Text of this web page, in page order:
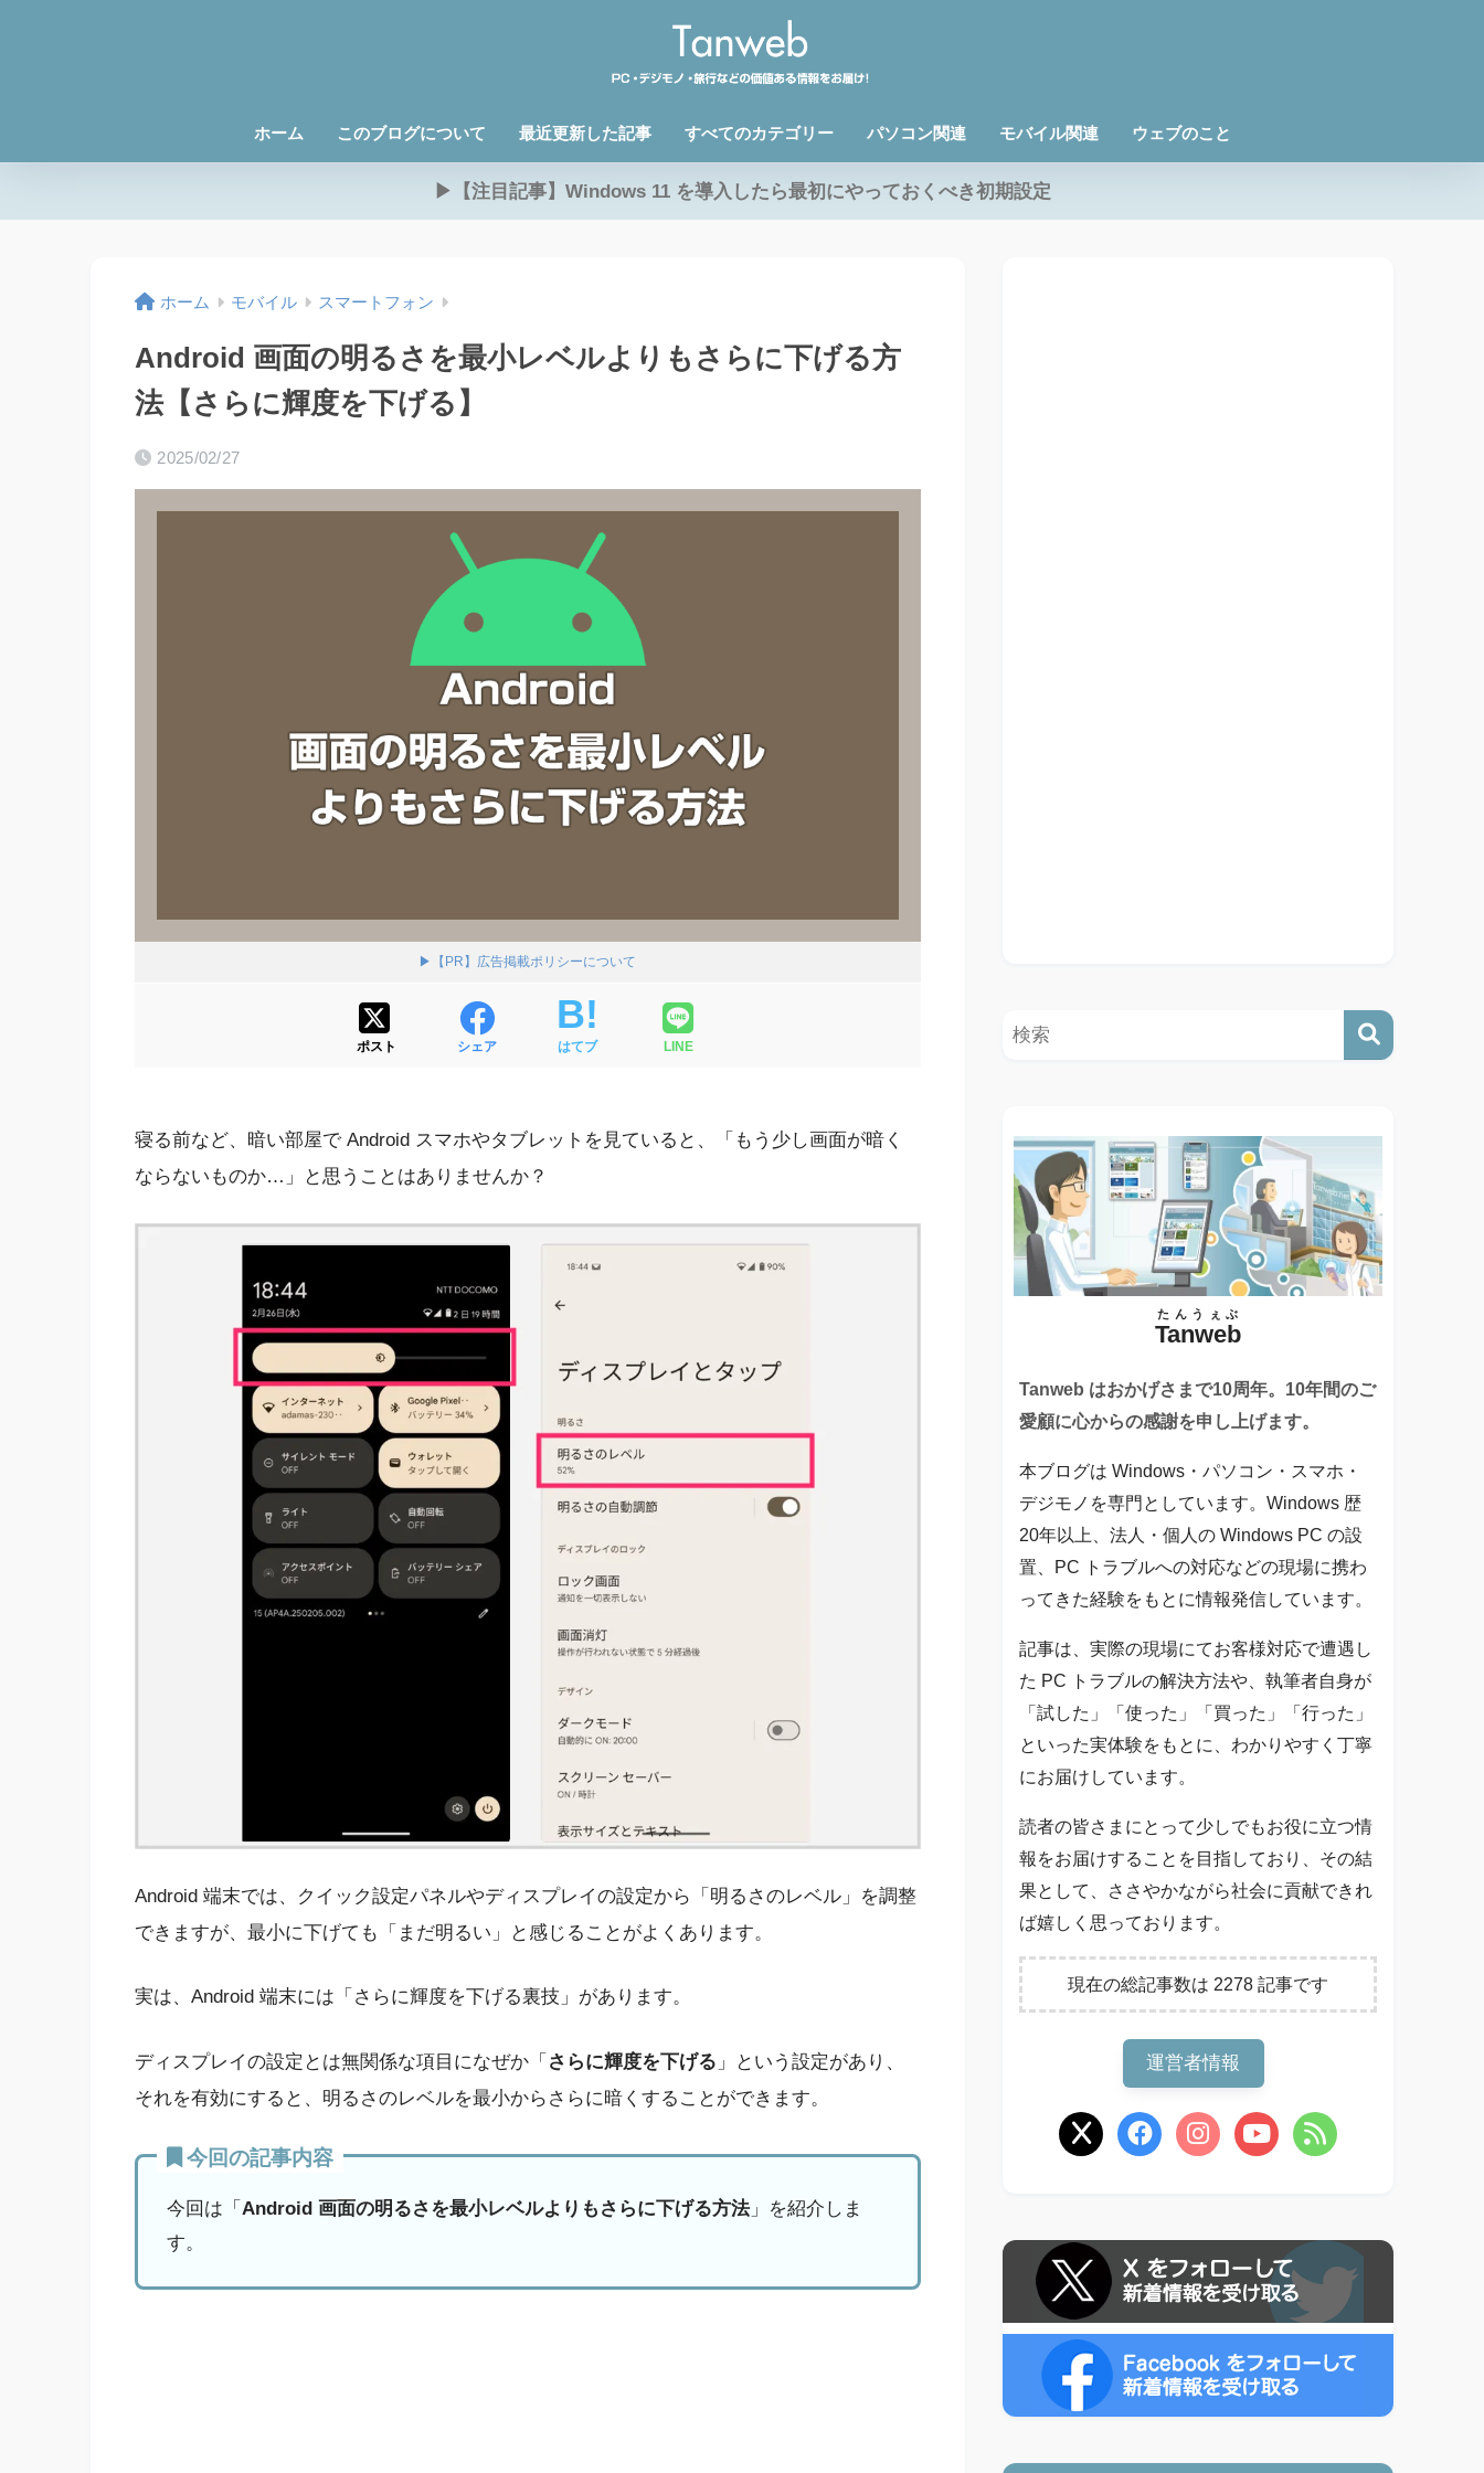
ホーム このブログについて 最近更新した記事 すべてのカテゴリー パソコン関連 モバイル関連 ウェブのこと
▶【注目記事】Windows 11 を導入したら最初にやっておくべき初期設定
ホーム モバイル スマートフォン
Android 画面の明るさを最小レベルよりもさらに下げる方
法【さらに輝度を下げる】
2025/02/27
▶【PR】広告掲載ポリシーについて
ポスト シェア はてブ LINE
寝る前など、暗い部屋で Android スマホやタブレットを見ていると、「もう少し画面が暗く
ならないものか…」と思うことはありませんか？
Android 端末では、クイック設定パネルやディスプレイの設定から「明るさのレベル」を調整
できますが、最小に下げても「まだ明るい」と感じることがよくあります。
実は、Android 端末には「さらに輝度を下げる裏技」があります。
ディスプレイの設定とは無関係な項目になぜか「 さらに輝度を下げる 」という設定があり、
それを有効にすると、明るさのレベルを最小からさらに暗くすることができます。
今回の記事内容
今回は「 Android 画面の明るさを最小レベルよりもさらに下げる方法」を紹介しま
す。
Tanweb
たんうぇぶ
Tanweb はおかげさまで10周年。10年間のご
愛顧に心からの感謝を申し上げます。
本ブログは Windows・パソコン・スマホ・
デジモノを専門としています。Windows 歴
20年以上、法人・個人の Windows PC の設
置、PC トラブルへの対応などの現場に携わ
ってきた経験をもとに情報発信しています。
記事は、実際の現場にてお客様対応で遭遇し
た PC トラブルの解決方法や、執筆者自身が
「試した」「使った」「買った」「行った」
といった実体験をもとに、わかりやすく丁寧
にお届けしています。
読者の皆さまにとって少しでもお役に立つ情
報をお届けすることを目指しており、その結
果として、ささやかながら社会に貢献できれ
ば嬉しく思っております。
現在の総記事数は 2278 記事です
運営者情報